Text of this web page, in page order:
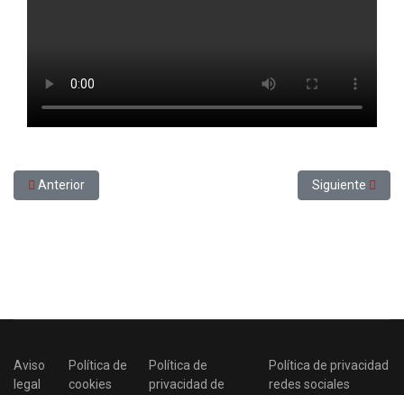
Artículo anterior: Contra la regulació del lloguer de temporada
Anterior Artículo
Siguiente
Aviso
legal
Política de
cookies
Política de
privacidad de
Política de privacidad
redes sociales